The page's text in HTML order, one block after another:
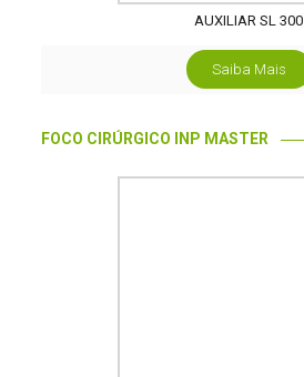
AUXILIAR SL 300
Saiba Mais
FOCO CIRÚRGICO INP MASTER